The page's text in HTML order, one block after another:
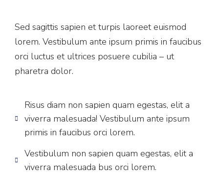
Sed sagittis sapien et turpis laoreet euismod
lorem. Vestibulum ante ipsum primis in faucibus
orci luctus et ultrices posuere cubilia – ut
pharetra dolor.
Risus diam non sapien quam egestas, elit a
viverra malesuada! Vestibulum ante ipsum
primis in faucibus orci lorem.
Vestibulum non sapien quam egestas, elit a
viverra malesuada bus orci lorem.